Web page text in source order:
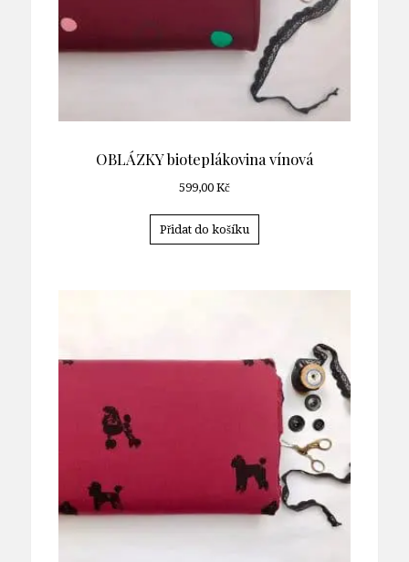
OBLÁZKY bioteplákovina vínová
599,00 Kč
Přidat do košíku